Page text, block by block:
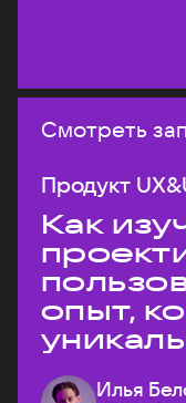
Смотреть
Продукт
Как
опыт,
на
Илья